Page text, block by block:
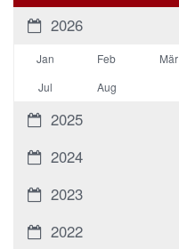
2026
Jan Feb Mär
Jul
Aug
2025
2024
2023
2022